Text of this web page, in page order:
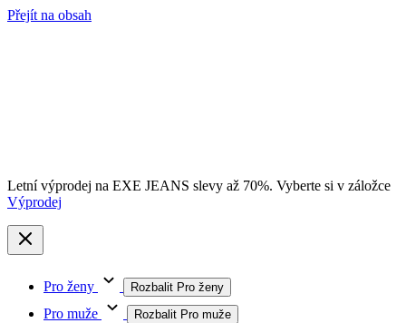
Přejít na obsah
Letní výprodej na EXE JEANS slevy až 70%. Vyberte si v záložce
Výprodej
Pro ženy Rozbalit Pro ženy
Pro muže Rozbalit Pro muže